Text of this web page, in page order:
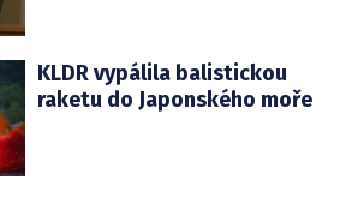
KLDR vypálila balistickou
raketu do Japonského moře